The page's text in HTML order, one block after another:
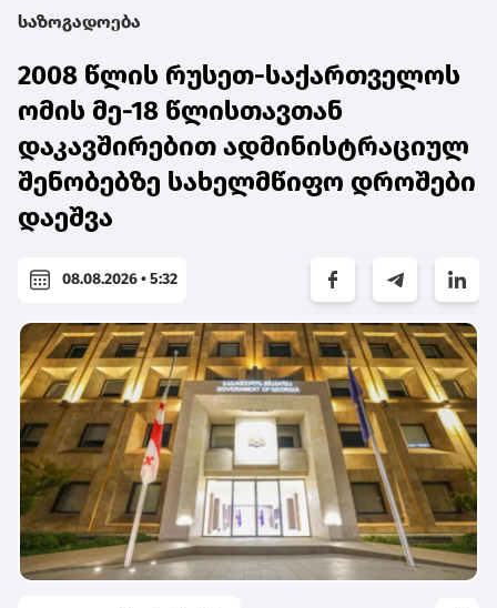
საზოგადოება
2008 წლის რუსეთ-საქართველოს
ომის მე-18 წლისთავთან
დაკავშირებით ადმინისტრაციულ
შენობებზე სახელმწიფო დროშები
დაეშვა
08.08.2026 • 5:32